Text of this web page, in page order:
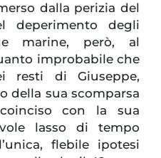
dalla perizia del
deperimento degli
marine, però, al
improbabile che
resti di Giuseppe,
della sua scomparsa
con la sua
lasso di tempo
flebile ipotesi